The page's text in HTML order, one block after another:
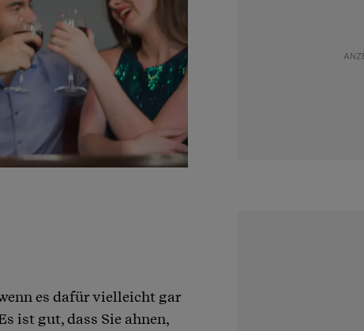
es dafür vielleicht gar
ist gut, dass Sie ahnen,